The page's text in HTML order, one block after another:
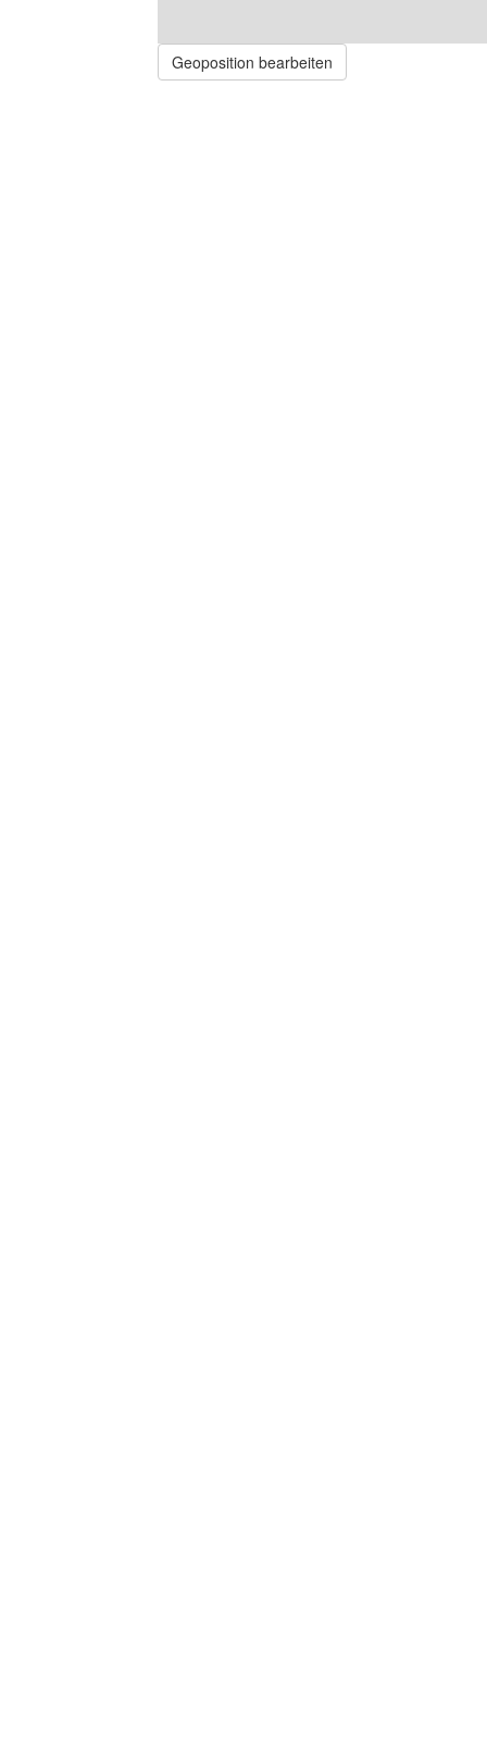
Geoposition bearbeiten